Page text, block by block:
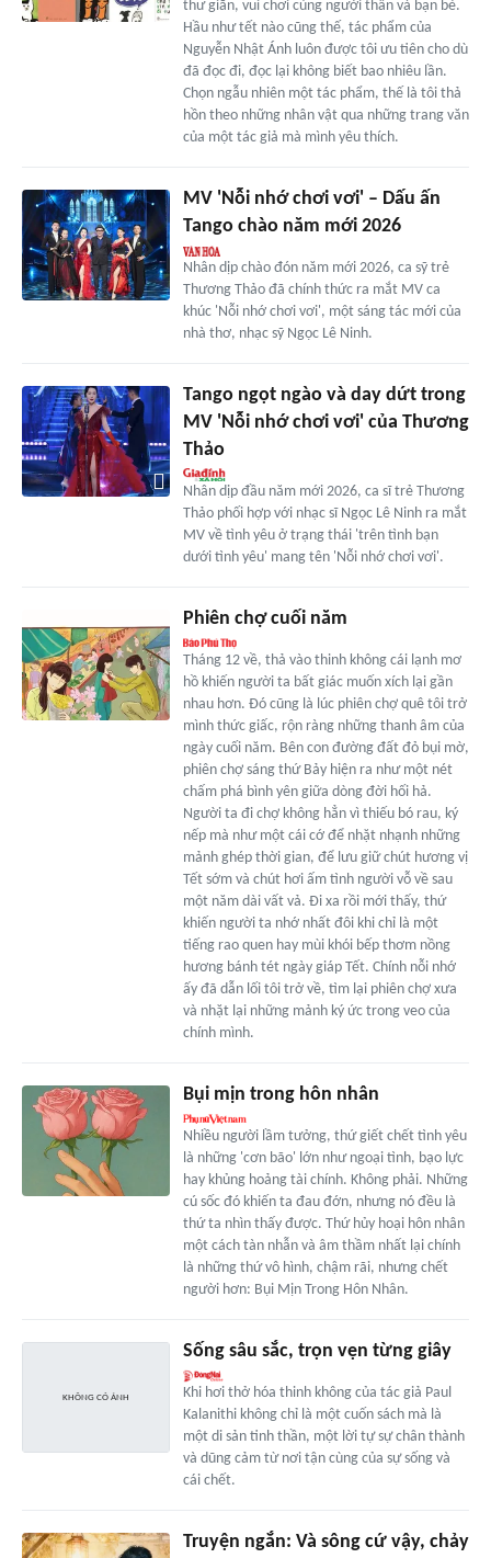
thư giãn, vui chơi cùng người thân và bạn bè.
Hầu như tết nào cũng thế, tác phẩm của
Nguyễn Nhật Ánh luôn được tôi ưu tiên cho dù
đã đọc đi, đọc lại không biết bao nhiêu lần.
Chọn ngẫu nhiên một tác phẩm, thế là tôi thả
hồn theo những nhân vật qua những trang văn
của một tác giả mà mình yêu thích.
MV 'Nỗi nhớ chơi vơi' – Dấu ấn
Tango chào năm mới 2026
Nhân dịp chào đón năm mới 2026, ca sỹ trẻ
Thương Thảo đã chính thức ra mắt MV ca
khúc 'Nỗi nhớ chơi vơi', một sáng tác mới của
nhà thơ, nhạc sỹ Ngọc Lê Ninh.
Tango ngọt ngào và day dứt trong
MV 'Nỗi nhớ chơi vơi' của Thương
Thảo
Nhân dịp đầu năm mới 2026, ca sĩ trẻ Thương
Thảo phối hợp với nhạc sĩ Ngọc Lê Ninh ra mắt
MV về tình yêu ở trạng thái 'trên tình bạn
dưới tình yêu' mang tên 'Nỗi nhớ chơi vơi'.
Phiên chợ cuối năm
Tháng 12 về, thả vào thinh không cái lạnh mơ
hồ khiến người ta bất giác muốn xích lại gần
nhau hơn. Đó cũng là lúc phiên chợ quê tôi trở
mình thức giấc, rộn ràng những thanh âm của
ngày cuối năm. Bên con đường đất đỏ bụi mờ,
phiên chợ sáng thứ Bảy hiện ra như một nét
chấm phá bình yên giữa dòng đời hối hả.
Người ta đi chợ không hẳn vì thiếu bó rau, ký
nếp mà như một cái cớ để nhặt nhạnh những
mảnh ghép thời gian, để lưu giữ chút hương vị
Tết sớm và chút hơi ấm tình người vỗ về sau
một năm dài vất vả. Đi xa rồi mới thấy, thứ
khiến người ta nhớ nhất đôi khi chỉ là một
tiếng rao quen hay mùi khói bếp thơm nồng
hương bánh tét ngày giáp Tết. Chính nỗi nhớ
ấy đã dẫn lối tôi trở về, tìm lại phiên chợ xưa
và nhặt lại những mảnh ký ức trong veo của
chính mình.
Bụi mịn trong hôn nhân
Nhiều người lầm tưởng, thứ giết chết tình yêu
là những 'cơn bão' lớn như ngoại tình, bạo lực
hay khủng hoảng tài chính. Không phải. Những
cú sốc đó khiến ta đau đớn, nhưng nó đều là
thứ ta nhìn thấy được. Thứ hủy hoại hôn nhân
một cách tàn nhẫn và âm thầm nhất lại chính
là những thứ vô hình, chậm rãi, nhưng chết
người hơn: Bụi Mịn Trong Hôn Nhân.
Sống sâu sắc, trọn vẹn từng giây
Khi hơi thở hóa thinh không của tác giả Paul
Kalanithi không chỉ là một cuốn sách mà là
một di sản tinh thần, một lời tự sự chân thành
và dũng cảm từ nơi tận cùng của sự sống và
cái chết.
Truyện ngắn: Và sông cứ vậy, chảy